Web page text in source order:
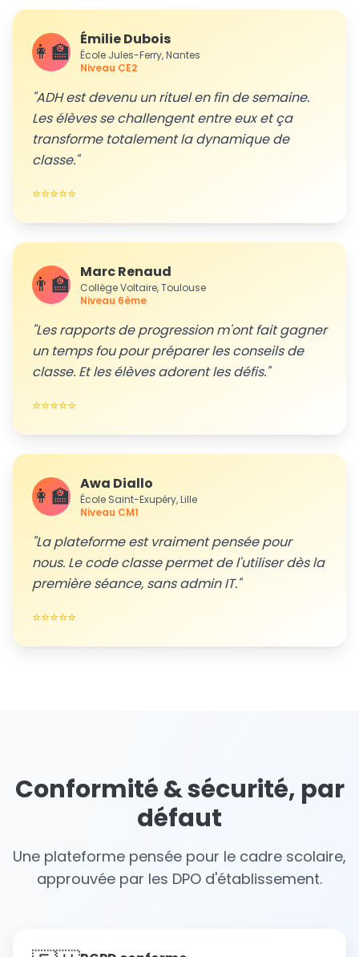
👩‍🏫 Émilie Dubois
École Jules-Ferry, Nantes
Niveau CE2
"ADH est devenu un rituel en fin de semaine.
Les élèves se challengent entre eux et ça
transforme totalement la dynamique de
classe."
⭐⭐⭐⭐⭐
👨‍🏫 Marc Renaud
Collège Voltaire, Toulouse
Niveau 6ème
"Les rapports de progression m'ont fait gagner
un temps fou pour préparer les conseils de
classe. Et les élèves adorent les défis."
⭐⭐⭐⭐⭐
👩‍🏫 Awa Diallo
École Saint-Exupéry, Lille
Niveau CM1
"La plateforme est vraiment pensée pour
nous. Le code classe permet de l'utiliser dès la
première séance, sans admin IT."
⭐⭐⭐⭐⭐
Conformité & sécurité, par
défaut
Une plateforme pensée pour le cadre scolaire,
approuvée par les DPO d'établissement.